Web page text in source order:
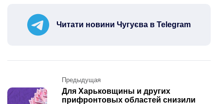
Читати новини Чугуєва в Telegram
navigation
Предыдущая
Для Харьковщины и других
прифронтовых областей снизили